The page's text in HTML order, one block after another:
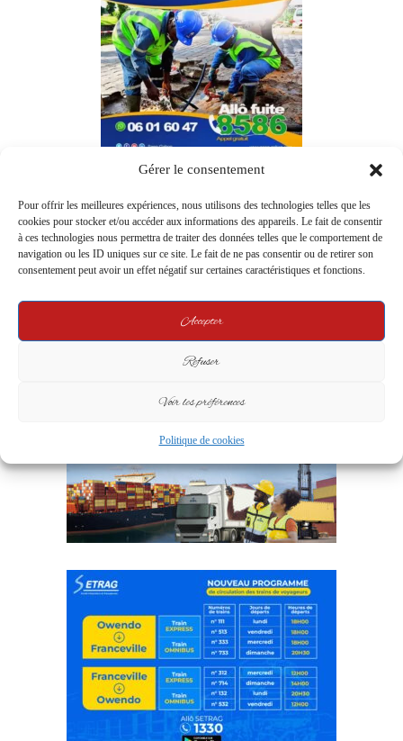
Gérer le consentement
Pour offrir les meilleures expériences, nous utilisons des technologies telles que les
cookies pour stocker et/ou accéder aux informations des appareils. Le fait de consentir
à ces technologies nous permettra de traiter des données telles que le comportement de
navigation ou les ID uniques sur ce site. Le fait de ne pas consentir ou de retirer son
consentement peut avoir un effet négatif sur certaines caractéristiques et fonctions.
Accepter
Refuser
Voir les préférences
Politique de cookies